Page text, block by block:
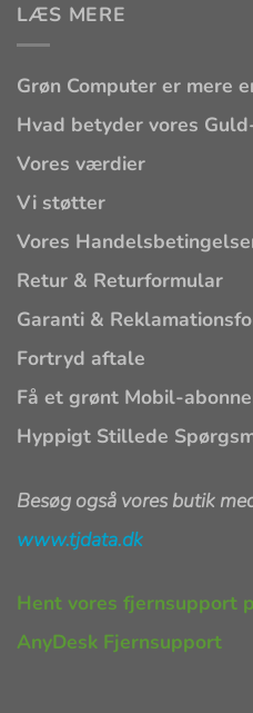
LÆS MERE
Grøn Computer er mere
Hvad betyder vores
Vores værdier
Vi støtter
Vores
Retur & Returformular
Garanti &
Fortryd aftale
Få et grønt Mobil-
Hyppigt Stillede
Besøg også vores butik
www.tjdata.dk
Hent vores fjernsupport
AnyDesk Fjernsupport